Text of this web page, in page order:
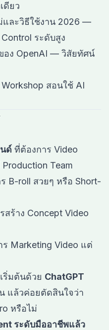
ดียว
และวิธีใช้งาน 2026 —
ระดับสูง
ง OpenAI — วิสัยทัศน์
สอนใช้ AI
ด์ ที่ต้องการ Video
Team
B-roll สวยๆ หรือ Short-
สร้าง Concept Video
ร Marketing Video แต่
ริ่มต้นด้วย ChatGPT
แล้วค่อยตัดสินใจว่า
หรือไม่
ระดับมืออาชีพแล้ว